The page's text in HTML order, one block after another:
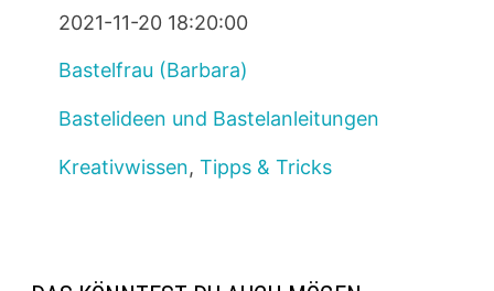
2021-11-20 18:20:00
Bastelfrau (Barbara)
Bastelideen und Bastelanleitungen
Kreativwissen, Tipps & Tricks